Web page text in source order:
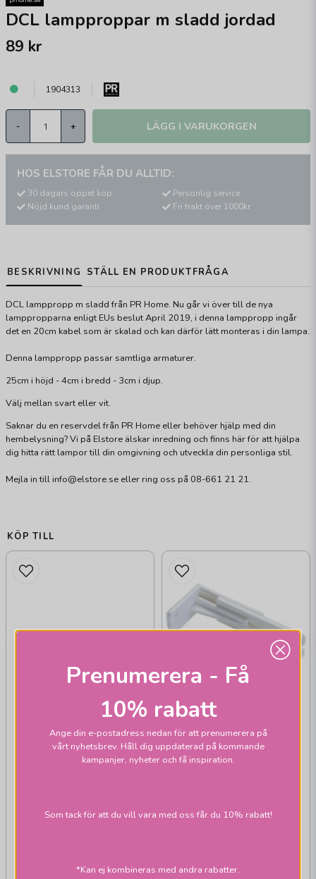
DCL lampproppar m sladd jordad
89 kr
1904313
- + LÄGG I VARUKORGEN
HOS ELSTORE FÅR DU ALLTID:
30 dagars öppet köp
Nöjd kund garanti
Personlig service
Fri frakt över 1000kr
BESKRIVNING STÄLL EN PRODUKTFRÅGA
DCL lamppropp m sladd från PR Home. Nu går vi över till de nya
lamppropparna enligt EUs beslut April 2019, i denna lamppropp ingår
det en 20cm kabel som är skalad och kan därför lätt monteras i din lampa.
Denna lamppropp passar samtliga armaturer.
25cm i höjd - 4cm i bredd - 3cm i djup.
Välj mellan svart eller vit.
Saknar du en reservdel från PR Home eller behöver hjälp med din
hembelysning? Vi på Elstore älskar inredning och finns här för att hjälpa
dig hitta rätt lampor till din omgivning och utveckla din personliga stil.
Mejla in till info@elstore.se eller ring oss på 08-661 21 21.
KÖP TILL
DCL lampproppar m
79 kr
PR HOME
fönsterlampa
75 kr
Prenumerera - Få
10% rabatt
Ange din e-postadress nedan för att prenumerera på
vårt nyhetsbrev. Håll dig uppdaterad på kommande
kampanjer, nyheter och få inspiration.
Som tack för att du vill vara med oss får du 10% rabatt!
*Kan ej kombineras med andra rabatter.